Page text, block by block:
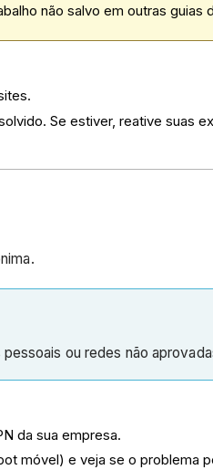
não salvo em outras guias
Se estiver, reative suas
ou redes não
da sua empresa.
móvel) e veja se o problema